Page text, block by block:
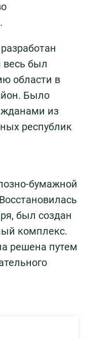
весь был
области в
Было
из
республик
бумажной
был создан
комплекс.
решена путем